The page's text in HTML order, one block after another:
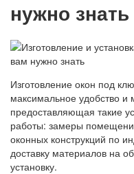
нужно знать
Изготовление окон под
максимальное удобство
предоставляющая такие
работы: замеры
оконных конструкций по
доставку материалов на
установку.